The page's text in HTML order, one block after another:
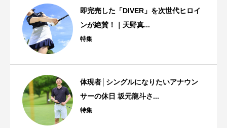
即完売した「DIVER」を次世代ヒロイ
ンが絶賛！｜天野真...
特集
体現者│シングルになりたいアナウン
サーの休日 坂元龍斗さ...
特集